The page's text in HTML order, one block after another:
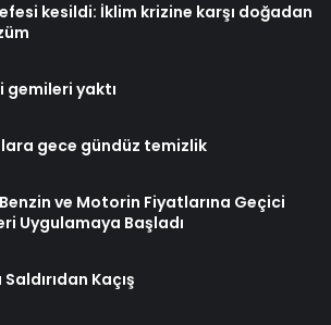
kesildi: İklim krizine karşı doğadan
yaktı
gece gündüz temizlik
ve Motorin Fiyatlarına Geçici
Uygulamaya Başladı
Kaçış